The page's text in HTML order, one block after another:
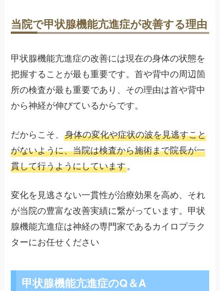
当院で甲状腺機能亢進症が改善する理由
甲状腺機能亢進症の改善には現在の身体の状態を
把握することが最も重要です。首や背中の周辺箇
所の検査が最も重要であり、その理由は首や背中
から神経が伸びているからです。
だからこそ、身体の変化や症状の波を見逃すこと
がないように、当院は検査から施術まで院長が一
貫して行うようにしています。
変化を見逃さない一貫性が治療効果を高め、それ
が当院の豊富な改善実績に繋がっています。甲状
腺機能亢進症は神経の専門家であるカイロプラク
ターにお任せください
甲状腺機能亢進症のQ＆A